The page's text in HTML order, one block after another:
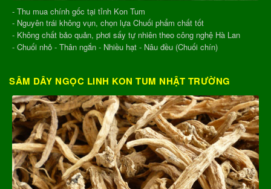
- Thu mua chính gốc tại tỉnh Kon Tum
- Nguyên trái không vụn, chọn lựa Chuối phẩm chất tốt
- Không chất bảo quản, phơi sấy tự nhiên theo công nghệ Hà Lan
- Chuối nhỏ - Thân ngắn - Nhiều hạt - Nâu đều (Chuối chín)
SÂM DÂY NGỌC LINH KON TUM NHẬT TRƯỜNG